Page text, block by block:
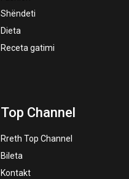
Shëndeti
Dieta
Receta gatimi
Top Channel
Rreth Top Channel
Bileta
Kontakt